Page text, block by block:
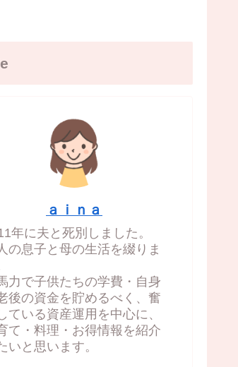
ａｉｎａ
年に夫と死別しました。
の息子と母の生活を綴りま
力で子供たちの学費・自身
後の資金を貯めるべく、奮
ている資産運用を中心に、
て・料理・お得情報を紹介
いと思います。